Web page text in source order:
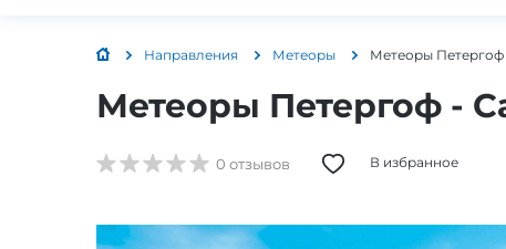
Направления Метеоры Метеоры Петергоф
Метеоры Петергоф -
0 отзывов В избранное